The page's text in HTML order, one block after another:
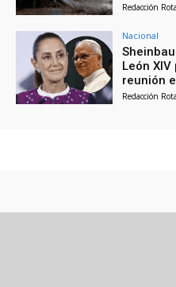
Redacción
Nacional
León
reunión
Redacción